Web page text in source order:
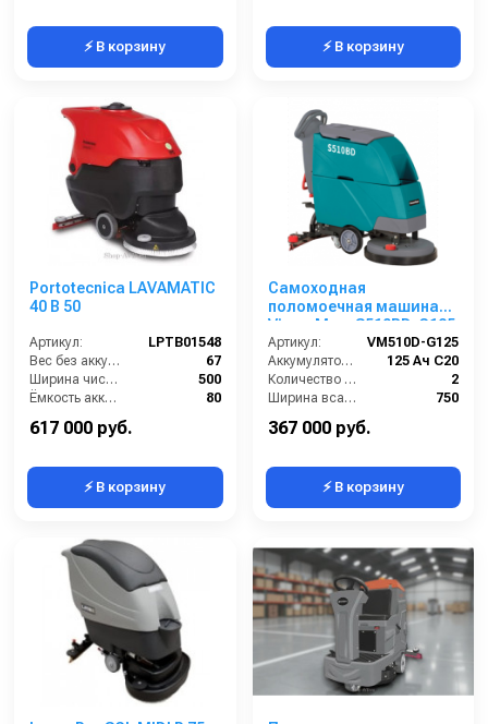
⚡ В корзину ⚡ В корзину
Portotecnica LAVAMATIC
40 B 50
Артикул:
LPTB01548
Вес без аккумуляторов (кг):
67
Ширина чистки щёток (мм):
500
Ёмкость аккумуляторов (Ач):
80
617 000 руб.
⚡ В корзину
Самоходная
поломоечная машина
VinnerMyer S510BD-G125
Артикул:
VM510D-G125
Аккумулятор АКБ (В/А·ч):
125 Ач С20
Количество аккумуляторов (шт):
2
Ширина всасывающей балки (мм):
750
367 000 руб.
⚡ В корзину